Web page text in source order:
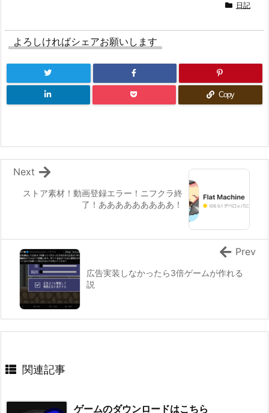
日記
よろしければシェアお願いします
Copy
ストア素材！動画登録エラー！ニフクラ終
了！あああああああああ！
Next
広告実装しなかったら3倍ゲームが作れる
説
Prev
関連記事
ゲームのダウンロードはこちら